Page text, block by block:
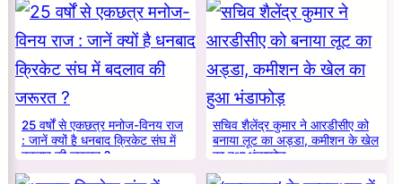
25 वर्षों से एकछत्र मनोज-विनय राज
: जानें क्यों है धनबाद क्रिकेट संघ में
बदलाव की जरूरत ?
सचिव शैलेंद्र कुमार ने आरडीसीए को
बनाया लूट का अड्डा, कमीशन के खेल
का हुआ भंडाफोड़